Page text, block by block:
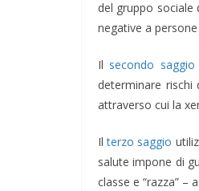
del gruppo sociale
negative a
Il secondo saggio
determinare
attraverso cui la
Ilterzo saggio
salute impone di
classe e “razza” –